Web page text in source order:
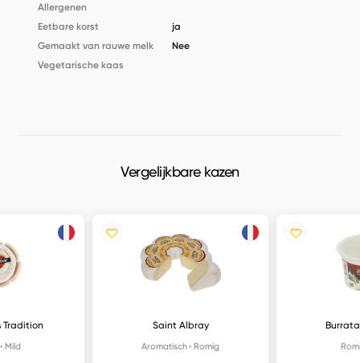
Allergenen
Eetbare korst
ja
Gemaakt van rauwe melk
Nee
Vegetarische kaas
Vergelijkbare kazen
Tradition
Mild
Saint Albray
Aromatisch Romig